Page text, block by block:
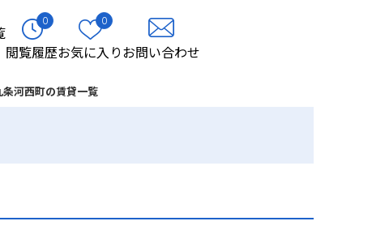
0
閲覧履歴
0
お気に入りお問い合わせ
条河西町の賃貸一覧